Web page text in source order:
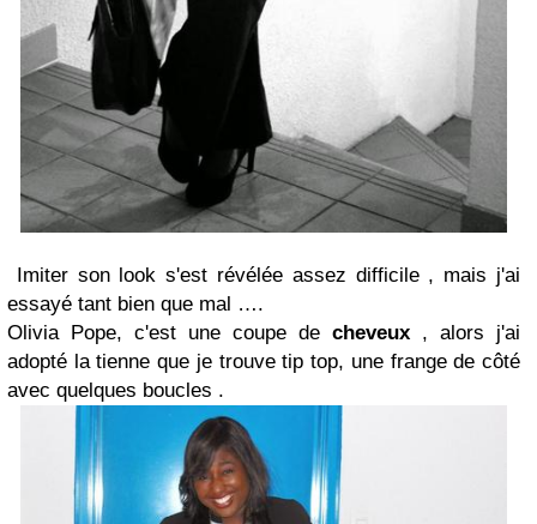
Imiter son look s'est révélée assez difficile , mais j'ai
essayé tant bien que mal ….
Olivia Pope, c'est une coupe de cheveux , alors j'ai
adopté la tienne que je trouve tip top, une frange de côté
avec quelques boucles .